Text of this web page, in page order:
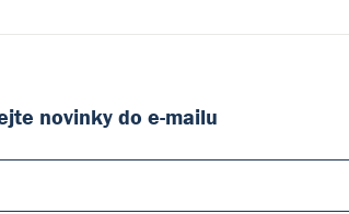
novinky do e-mailu